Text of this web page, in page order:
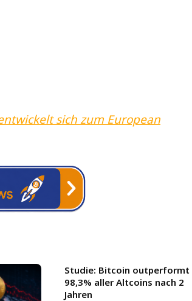
sich zum European
Studie: Bitcoin outperformt
98,3% aller Altcoins nach 2
Jahren